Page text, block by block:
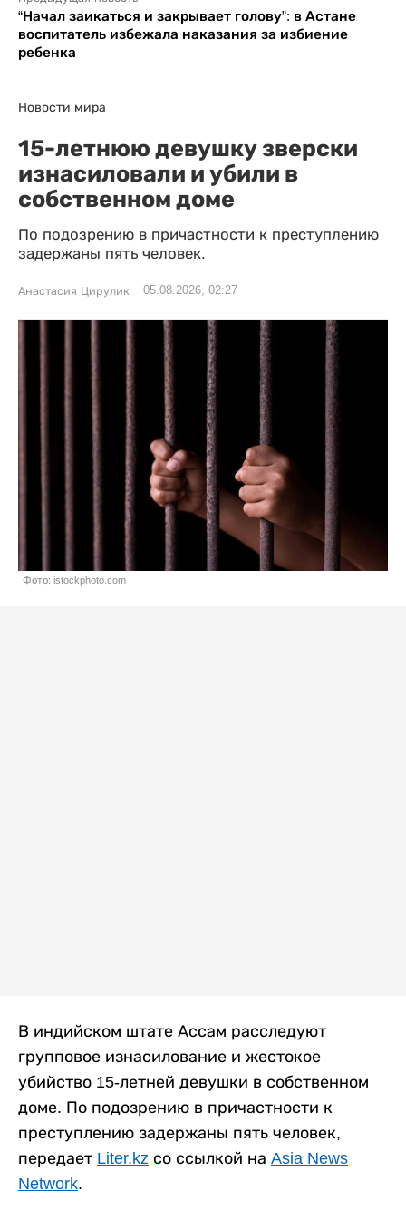
“Начал заикаться и закрывает голову”: в Астане
воспитатель избежала наказания за избиение
ребенка
Новости мира
15-летнюю девушку зверски
изнасиловали и убили в
собственном доме
По подозрению в причастности к преступлению
задержаны пять человек.
Анастасия Цирулик 05.08.2026, 02:27
Фото: istockphoto.com
В индийском штате Ассам расследуют
групповое изнасилование и жестокое
убийство 15-летней девушки в собственном
доме. По подозрению в причастности к
преступлению задержаны пять человек,
передает Liter.kz со ссылкой на Asia News
Network.